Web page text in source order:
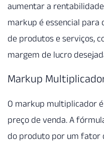
aumentar a
markup é essencial
de produtos e serviços,
margem de lucro
Markup
O markup multiplicador
preço de venda. A
do produto por um fator